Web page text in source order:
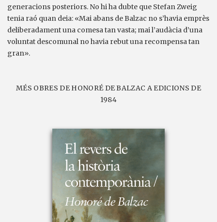
generacions posteriors. No hi ha dubte que Stefan Zweig
tenia raó quan deia: «Mai abans de Balzac no s’havia emprès
deliberadament una comesa tan vasta; mai l’audàcia d’una
voluntat descomunal no havia rebut una recompensa tan
gran».
MÉS OBRES DE HONORÉ DE BALZAC A EDICIONS DE
1984